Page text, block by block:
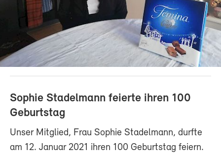
Sophie Stadelmann feierte ihren 100
Geburtstag
Unser Mitglied, Frau Sophie Stadelmann, durfte
am 12. Januar 2021 ihren 100 Geburtstag feiern.